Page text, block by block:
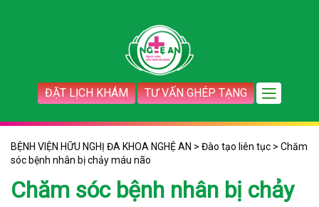
ĐẶT LỊCH KHÁM TƯ VẤN GHÉP TẠNG
BỆNH VIỆN HỮU NGHỊ ĐA KHOA NGHỆ AN > Đào tạo liên tục > Chăm
sóc bệnh nhân bị chảy máu não
Chăm sóc bệnh nhân bị chảy